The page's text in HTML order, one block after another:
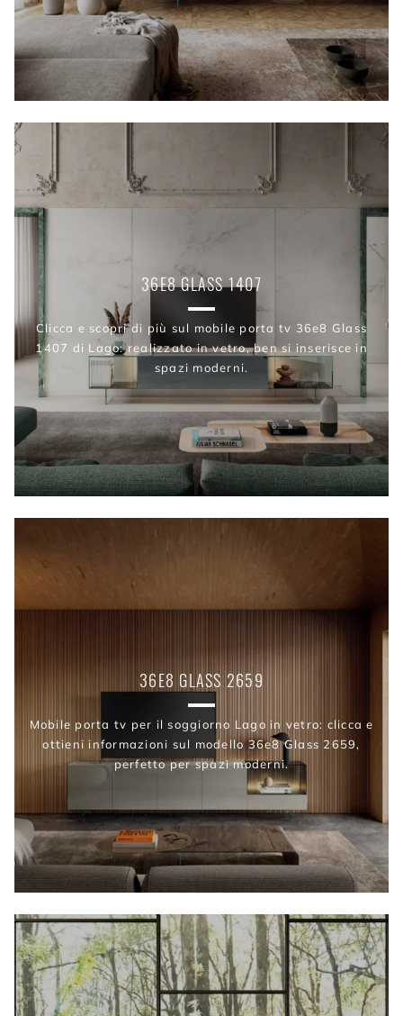
36E8 GLASS 1407
Clicca e scopri di più sul mobile porta tv 36e8 Glass
1407 di Lago: realizzato in vetro, ben si inserisce in
spazi moderni.
36E8 GLASS 2659
Mobile porta tv per il soggiorno Lago in vetro: clicca e
ottieni informazioni sul modello 36e8 Glass 2659,
perfetto per spazi moderni.